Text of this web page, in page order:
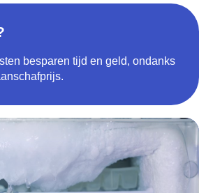
besparen tijd en geld, ondanks